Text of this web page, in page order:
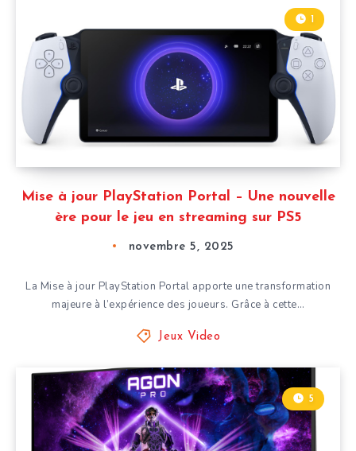
Mise à jour PlayStation Portal – Une nouvelle
ère pour le jeu en streaming sur PS5
1
novembre 5, 2025
La Mise à jour PlayStation Portal apporte une transformation
majeure à l’expérience des joueurs. Grâce à cette…
Jeux Video
5